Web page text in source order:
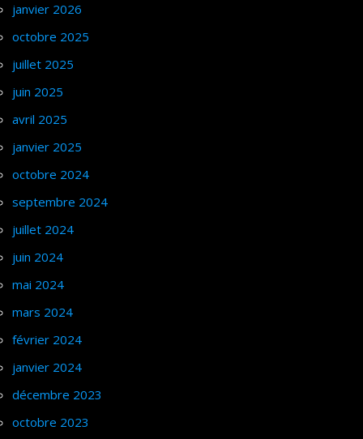
janvier 2026
octobre 2025
juillet 2025
juin 2025
avril 2025
janvier 2025
octobre 2024
septembre 2024
juillet 2024
juin 2024
mai 2024
mars 2024
février 2024
janvier 2024
décembre 2023
octobre 2023